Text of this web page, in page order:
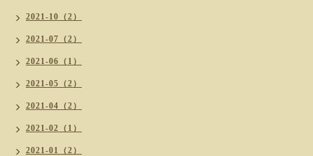
2021-10（2）
2021-07（2）
2021-06（1）
2021-05（2）
2021-04（2）
2021-02（1）
2021-01（2）